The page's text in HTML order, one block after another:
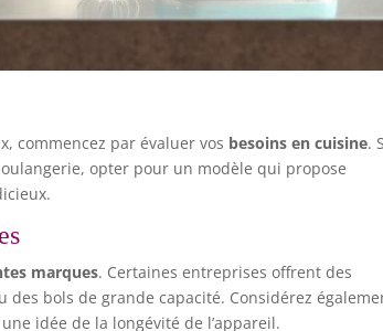
commencez par évaluer vos besoins en cuisine.
opter pour un modèle qui propose
marques. Certaines entreprises offrent des
bols de grande capacité. Considérez
idée de la longévité de l’appareil.